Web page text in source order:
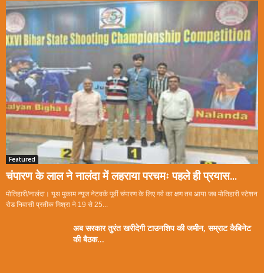
Featured
चंपारण के लाल ने नालंदा में लहराया परचमः पहले ही प्रयास...
मोतिहारी/नालंदा। यूथ मुकाम न्यूज नेटवर्क पूर्वी चंपारण के लिए गर्व का क्षण तब आया जब मोतिहारी स्टेशन
रोड निवासी प्रतीक मिश्रा ने 19 से 25...
अब सरकार तुरंत खरीदेगी टाउनशिप की जमीन, सम्राट कैबिनेट
की बैठक...